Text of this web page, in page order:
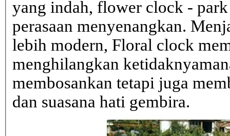
yang indah, flower clock -
perasaan menyenangkan.
lebih modern, Floral clock
menghilangkan
membosankan tetapi juga
dan suasana hati gembira.